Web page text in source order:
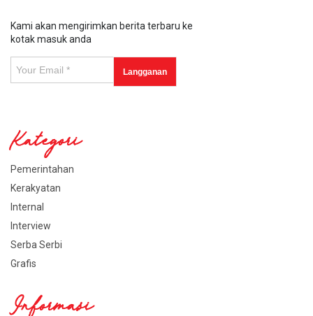
Kami akan mengirimkan berita terbaru ke
kotak masuk anda
Kategori
Pemerintahan
Kerakyatan
Internal
Interview
Serba Serbi
Grafis
Informasi